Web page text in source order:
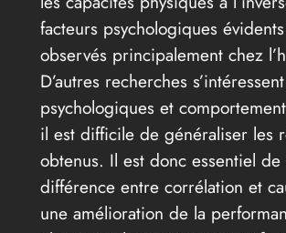
facteurs psychologiques
observés principalement chez
D’autres recherches
psychologiques et
il est difficile de généraliser les
obtenus. Il est donc essentiel de
différence entre corrélation et
une amélioration de la